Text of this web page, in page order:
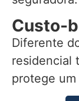
Custo-
Diferente
residencial
protege